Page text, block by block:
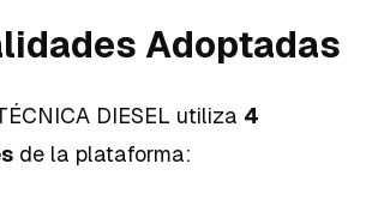
Adoptadas
DIESEL utiliza 4
de la plataforma: